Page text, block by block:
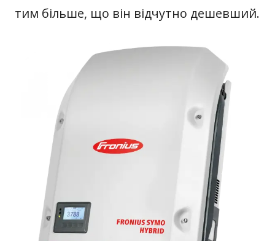
тим більше, що він відчутно дешевший.